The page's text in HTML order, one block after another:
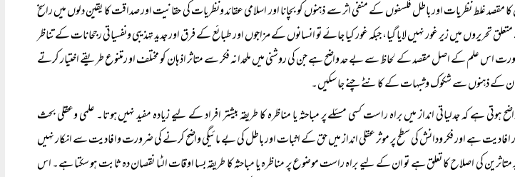
غلط نظریات اور باطل فلسفوں کے منفی اثر سے ذہنوں کو بچانا اور اسلامی عقائد ونظریات کی حقانیت اور صداقت کا یقین دلوں میں راسخ
تحریروں میں زیر غور نہیں لایا گیا، جبکہ غور کیا جائے تو انسانوں کے مزاجوں اور طبائع کے فرق اور جدید تہذیبی ونفسیاتی رجحانات کے تناظر
اس علم کے اصل مقصد کے لحاظ سے بے حد واضح ہے جن کی روشنی میں ملحدانہ فکر سے متاثر اذہان کو مختلف او رمتنوع طریقے اختیار کرتے
کے ذہنوں سے شکوک وشبہات کے کانٹے چنے جا سکیں۔
ہے کہ جدلیاتی انداز میں براہ راست کسی مسئلے پر مباحثہ یا مناظرہ کا طریقہ بیشتر افراد کے لیے زیادہ مفید نہیں ہوتا۔ علمی وعقلی بحث
افادیت ہے اور فکر ودانش کی سطح پر موثر عقلی انداز میں حق کے اثبات اور باطل کی بے مائیگی واضح کرنے کی ضرورت وافادیت سے انکار نہیں
متاثرین کی اصلاح کا تعلق ہے تو ان کے لیے براہ راست موضوع پر مناظرہ یا مباحثہ کا طریقہ بسا اوقات الٹا نقصان دہ ثابت ہو سکتا ہے۔ اس